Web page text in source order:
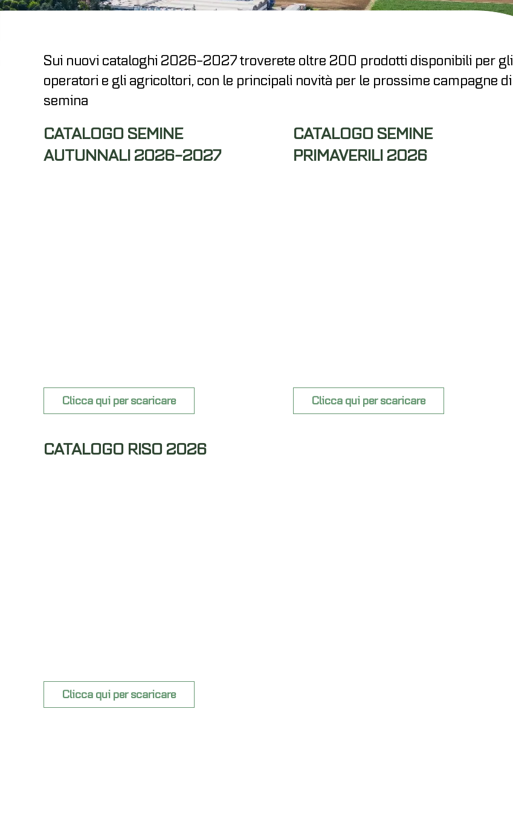
Sui nuovi cataloghi 2026-2027 troverete oltre 200 prodotti disponibili per gli
operatori e gli agricoltori, con le principali novità per le prossime campagne di
semina
CATALOGO SEMINE
AUTUNNALI 2026-2027
Clicca qui per scaricare
CATALOGO SEMINE
PRIMAVERILI 2026
Clicca qui per scaricare
CATALOGO RISO 2026
Clicca qui per scaricare